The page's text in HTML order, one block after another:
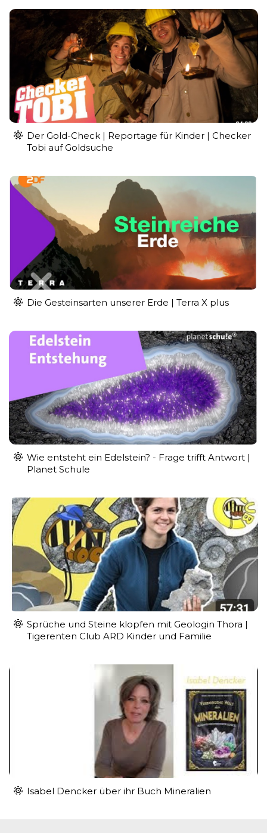
Der Gold-Check | Reportage für Kinder | Checker
Tobi auf Goldsuche
Die Gesteinsarten unserer Erde | Terra X plus
Wie entsteht ein Edelstein? - Frage trifft Antwort |
Planet Schule
Sprüche und Steine klopfen mit Geologin Thora |
Tigerenten Club ARD Kinder und Familie
Isabel Dencker über ihr Buch Mineralien